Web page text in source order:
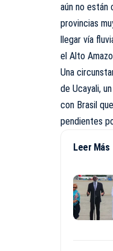
aún no están
provincias
llegar vía
el Alto
Una
de Ucayali,
con Brasil
pendientes
Leer Más